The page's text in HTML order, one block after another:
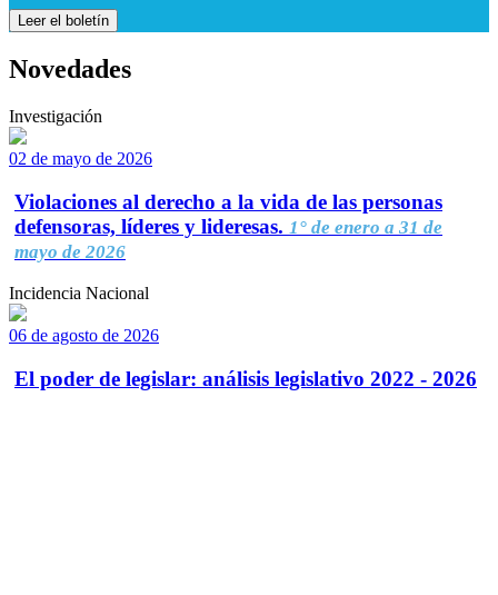
Leer el boletín
Novedades
Investigación
02 de mayo de 2026
Violaciones al derecho a la vida de las personas
defensoras, líderes y lideresas. 1° de enero a 31 de
mayo de 2026
Incidencia Nacional
06 de agosto de 2026
El poder de legislar: análisis legislativo 2022 - 2026